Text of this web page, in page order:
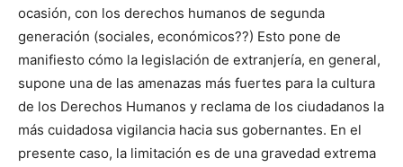
ocasión, con los derechos humanos de segunda
generación (sociales, económicos??) Esto pone de
manifiesto cómo la legislación de extranjería, en general,
supone una de las amenazas más fuertes para la cultura
de los Derechos Humanos y reclama de los ciudadanos la
más cuidadosa vigilancia hacia sus gobernantes. En el
presente caso, la limitación es de una gravedad extrema